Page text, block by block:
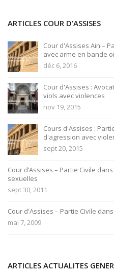
ARTICLES COUR D’ASSISES
Cour d'Assises Ain –
avec arme en bande
déc 6, 2016
Cour d'Assises :
viols avec violences
nov 19, 2015
Cours d'Assises :
d'agression avec
sept 20, 2015
Cour d’Assises – Partie Civile
sexuelles
sept 30, 2011
Cour d'Assises – Partie Civile
mai 7, 2009
ARTICLES ACTUALITES